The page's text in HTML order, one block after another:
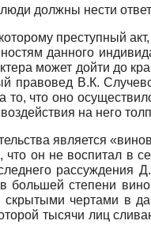
должны нести
преступный
данного
может дойти до
правовед В.К.
что оно
на него
является
он не воспитал в
рассуждения
большей степени
чертами в
тысячи лиц